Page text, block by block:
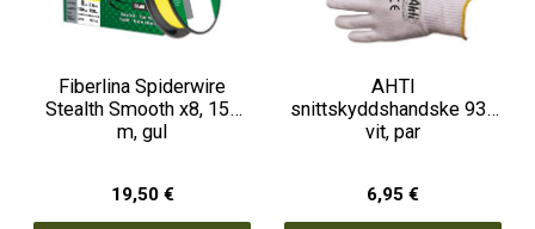
Fiberlina Spiderwire
Stealth Smooth x8, 150
m, gul
19,50 €
AHTI
snittskyddshandske 933
vit, par
6,95 €